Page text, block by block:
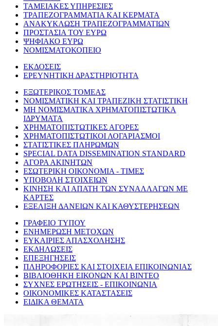
ΤΑΜΕΙΑΚΕΣ ΥΠΗΡΕΣΙΕΣ
ΤΡΑΠΕΖΟΓΡΑΜΜΑΤΙΑ ΚΑΙ ΚΕΡΜΑΤΑ
ΑΝΑΚΥΚΛΩΣΗ ΤΡΑΠΕΖΟΓΡΑΜΜΑΤΙΩΝ
ΠΡΟΣΤΑΣΙΑ ΤΟΥ ΕΥΡΩ
ΨΗΦΙΑΚΟ ΕΥΡΩ
ΝΟΜΙΣΜΑΤΟΚΟΠΕΙΟ
ΕΚΔΟΣΕΙΣ
ΕΡΕΥΝΗΤΙΚΗ ΔΡΑΣΤΗΡΙΟΤΗΤΑ
ΕΞΩΤΕΡΙΚΟΣ ΤΟΜΕΑΣ
ΝΟΜΙΣΜΑΤΙΚΗ ΚΑΙ ΤΡΑΠΕΖΙΚΗ ΣΤΑΤΙΣΤΙΚΗ
ΜΗ ΝΟΜΙΣΜΑΤΙΚΑ ΧΡΗΜΑΤΟΠΙΣΤΩΤΙΚΑ
ΙΔΡΥΜΑΤΑ
ΧΡΗΜΑΤΟΠΙΣΤΩΤΙΚΕΣ ΑΓΟΡΕΣ
ΧΡΗΜΑΤΟΠΙΣΤΩΤΙΚΟΙ ΛΟΓΑΡΙΑΣΜΟΙ
ΣΤΑΤΙΣΤΙΚΕΣ ΠΛΗΡΩΜΩΝ
SPECIAL DATA DISSEMINATION STANDARD
ΑΓΟΡΑ ΑΚΙΝΗΤΩΝ
ΕΣΩΤΕΡΙΚΗ ΟΙΚΟΝΟΜΙΑ - ΤΙΜΕΣ
ΥΠΟΒΟΛΗ ΣΤΟΙΧΕΙΩΝ
ΚΙΝΗΣΗ ΚΑΙ ΑΠΑΤΗ ΤΩΝ ΣΥΝΑΛΛΑΓΩΝ ΜΕ
ΚΑΡΤΕΣ
ΕΞΕΛΙΞΗ ΔΑΝΕΙΩΝ ΚΑΙ ΚΑΘΥΣΤΕΡΗΣΕΩΝ
ΓΡΑΦΕΙΟ ΤΥΠΟΥ
ΕΝΗΜΕΡΩΣΗ ΜΕΤΟΧΩΝ
ΕΥΚΑΙΡΙΕΣ ΑΠΑΣΧΟΛΗΣΗΣ
ΕΚΔΗΛΩΣΕΙΣ
ΕΠΕΞΗΓΗΣΕΙΣ
ΠΛΗΡΟΦΟΡΙΕΣ ΚΑΙ ΣΤΟΙΧΕΙΑ ΕΠΙΚΟΙΝΩΝΙΑΣ
ΒΙΒΛΙΟΘΗΚΗ ΕΙΚΟΝΩΝ ΚΑΙ ΒΙΝΤΕΟ
ΣΥΧΝΕΣ ΕΡΩΤΗΣΕΙΣ - ΕΠΙΚΟΙΝΩΝΙΑ
ΟΙΚΟΝΟΜΙΚΕΣ ΚΑΤΑΣΤΑΣΕΙΣ
ΕΙΔΙΚΑ ΘΕΜΑΤΑ